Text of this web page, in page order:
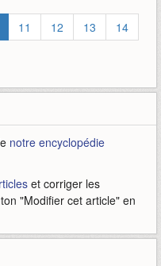
11 12 13
14
notre encyclopédie
et corriger les
"Modifier cet article" en